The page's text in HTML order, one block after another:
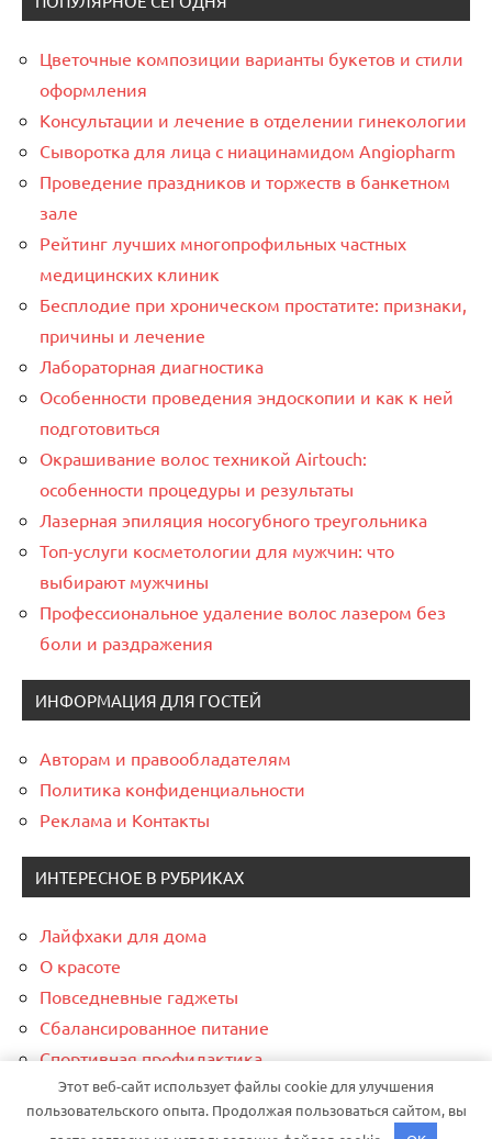
Цветочные композиции варианты букетов и стили
оформления
Консультации и лечение в отделении гинекологии
Сыворотка для лица с ниацинамидом Angiopharm
Проведение праздников и торжеств в банкетном
зале
Рейтинг лучших многопрофильных частных
медицинских клиник
Бесплодие при хроническом простатите: признаки,
причины и лечение
Лабораторная диагностика
Особенности проведения эндоскопии и как к ней
подготовиться
Окрашивание волос техникой Airtouch:
особенности процедуры и результаты
Лазерная эпиляция носогубного треугольника
Топ-услуги косметологии для мужчин: что
выбирают мужчины
Профессиональное удаление волос лазером без
боли и раздражения
ИНФОРМАЦИЯ ДЛЯ ГОСТЕЙ
Авторам и правообладателям
Политика конфиденциальности
Реклама и Контакты
ИНТЕРЕСНОЕ В РУБРИКАХ
Лайфхаки для дома
О красоте
Повседневные гаджеты
Сбалансированное питание
Спортивная профилактика
Финансовая грамотность
Этот веб-сайт использует файлы cookie для улучшения
пользовательского опыта. Продолжая пользоваться сайтом, вы